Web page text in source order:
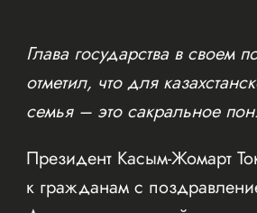
Глава государства в своем
отметил, что для
семья – это сакральное
Президент Касым-Жомарт
к гражданам с